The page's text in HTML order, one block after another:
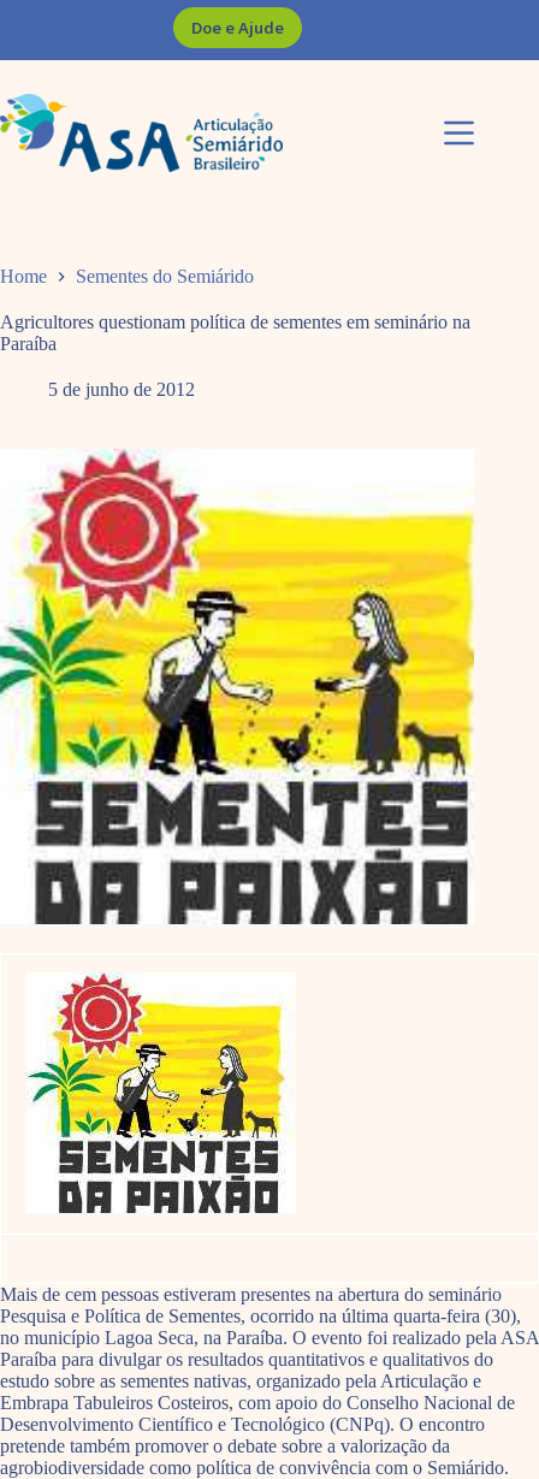
Doe e Ajude
Home Sementes do Semiárido
Agricultores questionam política de sementes em seminário na
Paraíba
5 de junho de 2012
Mais de cem pessoas estiveram presentes na abertura do seminário
Pesquisa e Política de Sementes, ocorrido na última quarta-feira (30),
no município Lagoa Seca, na Paraíba. O evento foi realizado pela ASA
Paraíba para divulgar os resultados quantitativos e qualitativos do
estudo sobre as sementes nativas, organizado pela Articulação e
Embrapa Tabuleiros Costeiros, com apoio do Conselho Nacional de
Desenvolvimento Científico e Tecnológico (CNPq). O encontro
pretende também promover o debate sobre a valorização da
agrobiodiversidade como política de convivência com o Semiárido.